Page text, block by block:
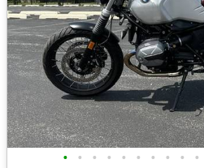
• • • • • • • • • •